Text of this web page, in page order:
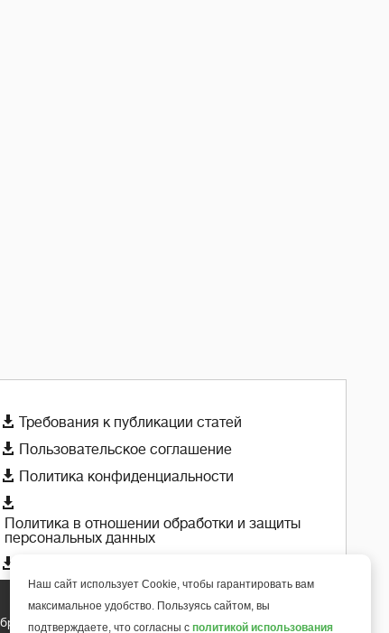
 Требования к публикации статей
 Пользовательское соглашение
 Политика конфиденциальности

Политика в отношении обработки и защиты
персональных данных

2018 года
Наш сайт использует Cookie, чтобы гарантировать вам
максимальное удобство. Пользуясь сайтом, вы
подтверждаете, что согласны с политикой использования